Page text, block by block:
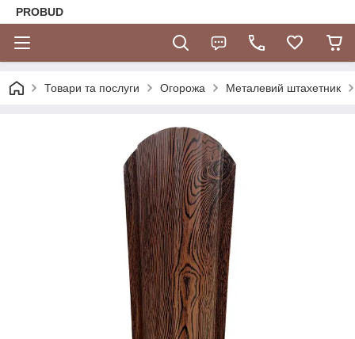
PROBUD
Товари та послуги Огорожа Металевий штахетник